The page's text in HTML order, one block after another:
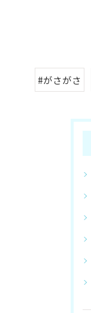
#がさがさ